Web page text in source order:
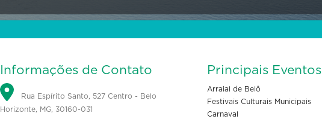
Informações de Contato
Rua Espírito Santo, 527 Centro - Belo
Horizonte, MG, 30160-031
Principais Eventos
Arraial de Belô
Festivais Culturais Municipais
Carnaval